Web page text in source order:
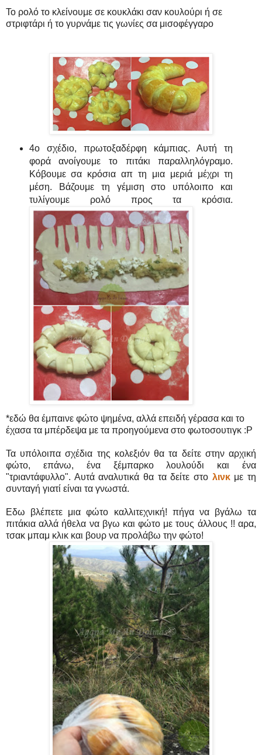
Το ρολό το κλείνουμε σε κουκλάκι σαν κουλούρι ή σε
στριφτάρι ή το γυρνάμε τις γωνίες σα μισοφέγγαρο
4ο σχέδιο, πρωτοξαδέρφη κάμπιας. Αυτή τη
φορά ανοίγουμε το πιτάκι παραλληλόγραμο.
Κόβουμε σα κρόσια απ τη μια μεριά μέχρι τη
μέση. Βάζουμε τη γέμιση στο υπόλοιπο και
τυλίγουμε ρολό προς τα κρόσια.
*εδώ θα έμπαινε φώτο ψημένα, αλλά επειδή γέρασα και το
έχασα τα μπέρδεψα με τα προηγούμενα στο φωτοσουτιγκ :P
Τα υπόλοιπα σχέδια της κολεξιόν θα τα δείτε στην αρχική
φώτο, επάνω, ένα ξέμπαρκο λουλούδι και ένα
"τριαντάφυλλο". Αυτά αναλυτικά θα τα δείτε στο λινκ με τη
συνταγή γιατί είναι τα γνωστά.
Εδω βλέπετε μια φώτο καλλιτεχνική! πήγα να βγάλω τα
πιτάκια αλλά ήθελα να βγω και φώτο με τους άλλους !! αρα,
τσακ μπαμ κλικ και βουρ να προλάβω την φώτο!